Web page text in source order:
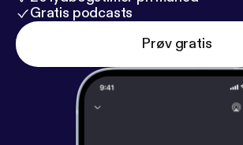
Gratis podcasts
Prøv gratis